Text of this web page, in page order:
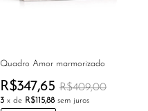
Quadro Amor marmorizado
R$347,65 R$409,00
3 x de R$115,88 sem juros